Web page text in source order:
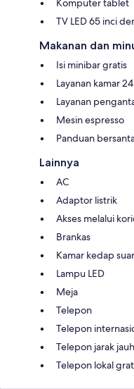
Komputer tablet
TV LED 65 inci
Makanan dan
Isi minibar gratis
Layanan kamar
Layanan
Mesin espresso
Panduan
Lainnya
AC
Adaptor listrik
Akses melalui
Brankas
Kamar kedap
Lampu LED
Meja
Telepon
Telepon
Telepon jarak
Telepon lokal